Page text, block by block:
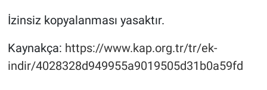
İzinsiz kopyalanması yasaktır.
Kaynakça: https://www.kap.org.tr/tr/ek-
indir/4028328d949955a9019505d31b0a59fd